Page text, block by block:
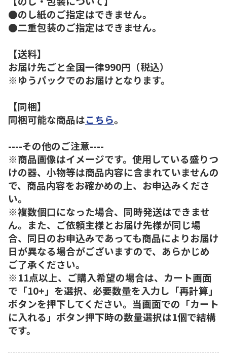
●のし紙のご指定はできません。
●二重包装のご指定はできません。
【送料】
お届け先ごと全国一律990円（税込）
※ゆうパックでのお届けとなります。
【同梱】
同梱可能な商品はこちら。
----その他のご注意----
※商品画像はイメージです。使用している盛りつ
けの器、小物等は商品内容に含まれていませんの
で、商品内容をお確かめの上、お申込みくださ
い。
※複数個口になった場合、同時発送はできませ
ん。また、ご依頼主様とお届け先様が同じ場
合、同日のお申込みであっても商品によりお届け
日が異なる場合がございますので、あらかじめ
ご了承ください。
※11点以上、ご購入希望の場合は、カート画面
で「10+」を選択、必要数量を入力し「再計算」
ボタンを押下してください。当画面での「カート
に入れる」ボタン押下時の数量選択は1個で結構
です。